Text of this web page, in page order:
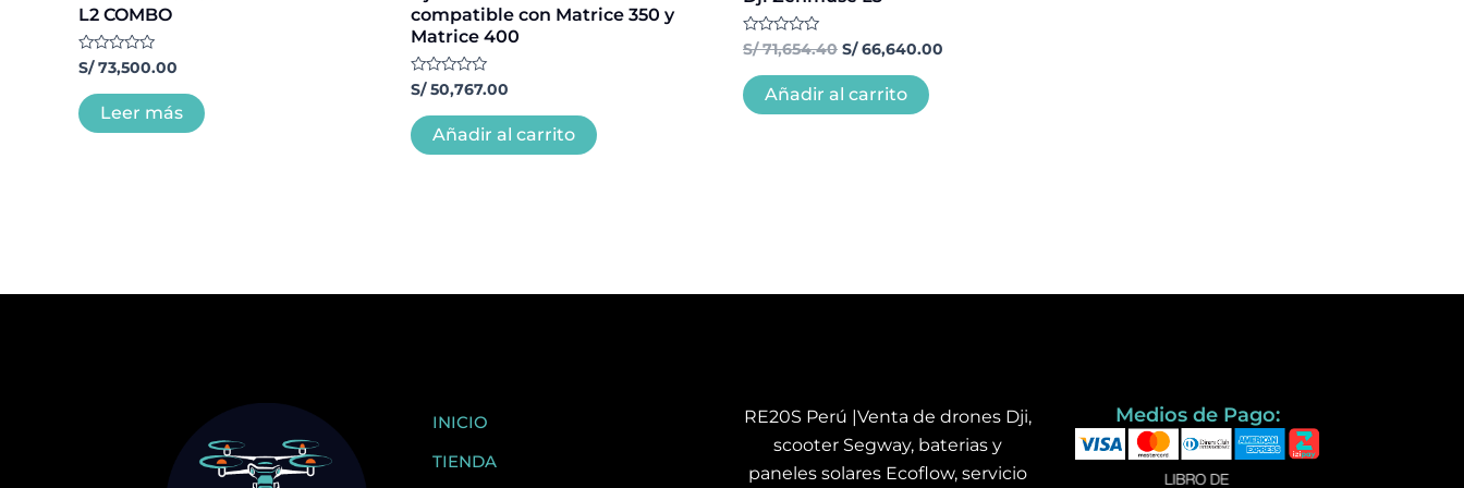
L2 COMBO
Valorado
con
de
5
S/73,500.00
Leer más
compatible con Matrice 350 y
Matrice 400
Valorado
con
de
5
S/50,767.00
Añadir al carrito
Valorado
con
de
5
S/71,654.40 S/66,640.00
Añadir al carrito
INICIO
TIENDA
RE20S Perú |Venta de drones Dji,
scooter Segway, baterias y
paneles solares Ecoflow, servicio
Medios de Pago: